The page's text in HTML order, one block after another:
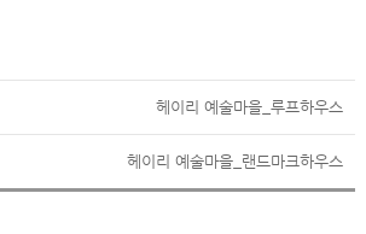
헤이리 예술마을_루프하우스
헤이리 예술마을_랜드마크하우스